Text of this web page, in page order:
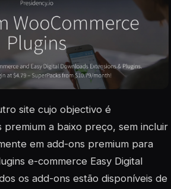
site cujo objectivo é
premium a baixo preço, sem incluir
em add-ons premium para
e-commerce Easy Digital
os add-ons estão disponíveis de